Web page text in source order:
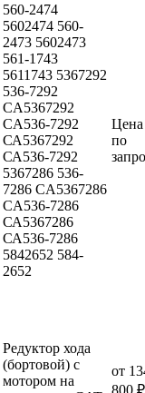
560-2474
5602474 560-
2473 5602473
561-1743
5611743 5367292
536-7292
CA5367292
CA536-7292
СА5367292
СА536-7292
5367286 536-
7286 CA5367286
CA536-7286
СА5367286
СА536-7286
5842652 584-
2652
Цена
по
Редуктор хода
(бортовой) с
мотором на
от
800 ₽